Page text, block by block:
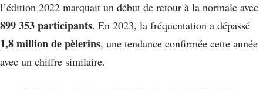
l’édition 2022 marquait un début de retour à la normale avec
899 353 participants. En 2023, la fréquentation a dépassé
1,8 million de pèlerins, une tendance confirmée cette année
avec un chiffre similaire.